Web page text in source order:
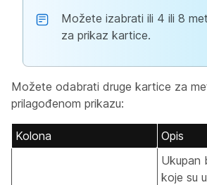
Možete izabrati ili 4 ili 8
za prikaz kartice.
Možete odabrati druge kartice za
prilagođenom prikazu:
Kolona Opis
Ukupan
koje su